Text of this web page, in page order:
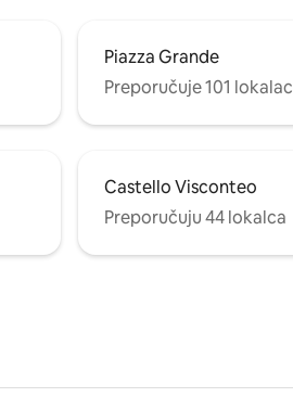
Piazza Grande
Preporučuje 101 lokalac
Castello Visconteo
Preporučuju 44 lokalca